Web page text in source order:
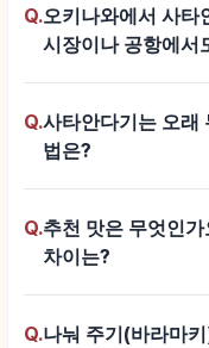
Q.오키나와에서 사타
시장이나 공항에서
Q.사타안다기는 오래
법은?
Q.추천 맛은 무엇인가
차이는?
Q.나눠 주기(바라마